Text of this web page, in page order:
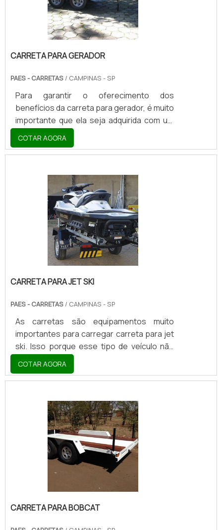
permitindo assim que sua visualização
aconteça sob longas, intermediár.
CARRETA PARA GERADOR
PAES - CARRETAS / CAMPINAS - SP
Para garantir o oferecimento dos
benefícios da carreta para gerador, é muito
importante que ela seja adquirida com um
fabricante especializado, que utilize
matéria-prima de qualidade e conte com o
apoio de profissionais especializados para
benefícios que já foram citados, este tipo
de carreta, mesmo que personalizada,
pode ser encontrada no atual mercado
com uma ótima relação entre custos e
benefícios, de modo que os benefícios do
produto sejam fortemente destac.
COTAR AGORA
CARRETA PARA JET SKI
PAES - CARRETAS / CAMPINAS - SP
As carretas são equipamentos muito
importantes para carregar carreta para jet
ski. Isso porque esse tipo de veículo não
pode ser transportado dentro de um carro,
por exemplo. Sendo assim, as carretas são
as melhores opções para levar o jet ski
de equipamento é muito resistente e isso
se deve ao fato de que a maioria das
carretas possui fabricação galvanizada, ou
seja, recebe uma camada de zinco metálico
e, desse modo, se mostra mais resistentes
COTAR AGORA
CARRETA PARA BOBCAT